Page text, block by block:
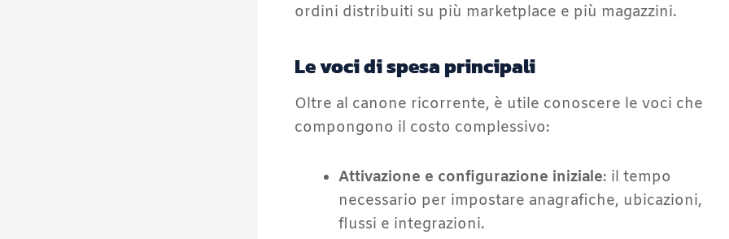
ordini distribuiti su più marketplace e più magazzini.
Le voci di spesa principali
Oltre al canone ricorrente, è utile conoscere le voci che
compongono il costo complessivo:
Attivazione e configurazione iniziale: il tempo
necessario per impostare anagrafiche, ubicazioni,
flussi e integrazioni.